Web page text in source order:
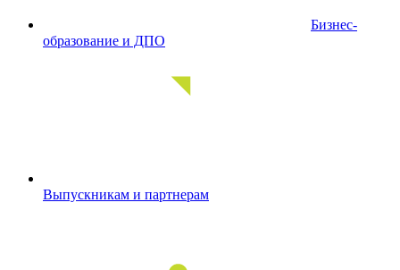
Бизнес-
образование и ДПО
Выпускникам и партнерам